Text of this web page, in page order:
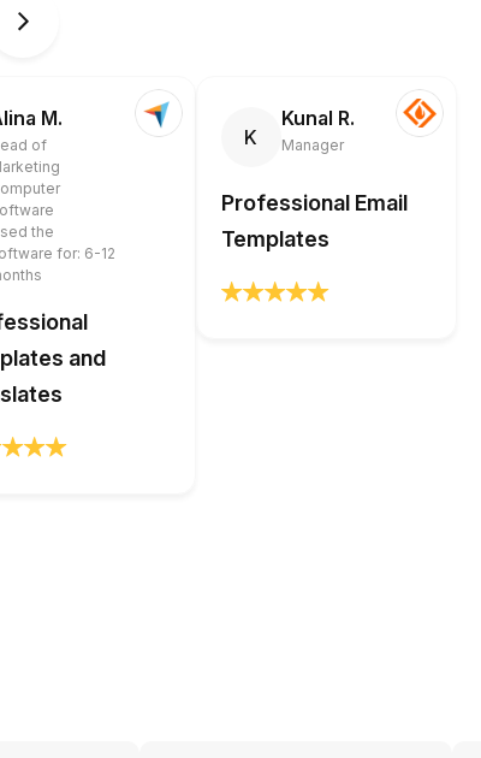
M.
of
the
for: 6-12
and
K
Kunal R.
Manager
Professional Email
Templates